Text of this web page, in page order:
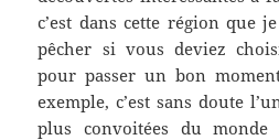
c’est dans cette région que
pêcher si vous deviez
pour passer un bon
exemple, c’est sans doute
plus convoitées du